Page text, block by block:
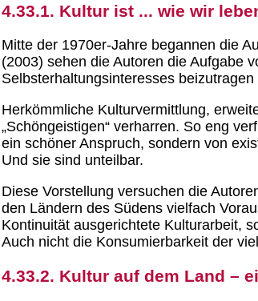
4.33.1. Kultur ist ... wie wir
Mitte der 1970er-Jahre begannen die
(2003) sehen die Autoren die Aufgabe
Selbsterhaltungsinteresses
Herkömmliche Kulturvermittlung,
„Schöngeistigen“ verharren. So eng
ein schöner Anspruch, sondern von
Und sie sind unteilbar.
Diese Vorstellung versuchen die
den Ländern des Südens vielfach
Kontinuität ausgerichtete Kulturarbeit,
Auch nicht die Konsumierbarkeit der
4.33.2. Kultur auf dem Land –